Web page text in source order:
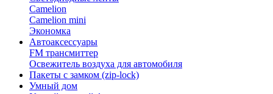
Camelion
Camelion mini
Экономка
Автоаксессуары
FM трансмиттер
Освежитель воздуха для автомобиля
Пакеты с замком (zip-lock)
Умный дом